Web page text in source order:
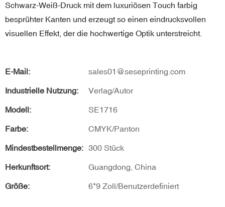
Schwarz-Weiß-Druck mit dem luxuriösen Touch farbig
besprühter Kanten und erzeugt so einen eindrucksvollen
visuellen Effekt, der die hochwertige Optik unterstreicht.
E-Mail: sales01@seseprinting.com
Industrielle Nutzung: Verlag/Autor
Modell: SE1716
Farbe: CMYK/Panton
Mindestbestellmenge: 300 Stück
Herkunftsort: Guangdong, China
Größe: 6*9 Zoll/Benutzerdefiniert